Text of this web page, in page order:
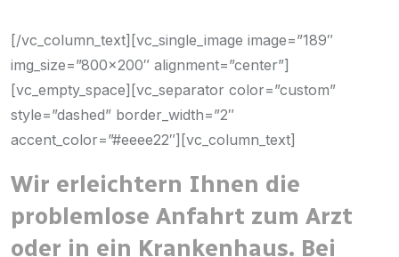
[/vc_column_text][vc_single_image image=”189″
img_size=”800×200″ alignment=”center”]
[vc_empty_space][vc_separator color=”custom”
style=”dashed” border_width=”2″
accent_color=”#eeee22″][vc_column_text]
Wir erleichtern Ihnen die
problemlose Anfahrt zum Arzt
oder in ein Krankenhaus. Bei